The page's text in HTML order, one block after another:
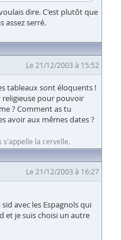
dire. C'est plutôt que
assez serré.
Le 21/12/2003 à 15:52
tableaux sont éloquents !
religieuse pour pouvoir
? Comment as tu
avoir aux mêmes dates ?
s'appelle la cervelle.
Le 21/12/2003 à 16:27
avec les Espagnols qui
et je suis choisi un autre